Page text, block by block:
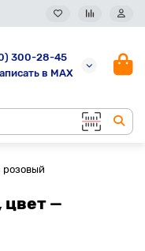
300-28-45
в MAX
розовый
цвет —